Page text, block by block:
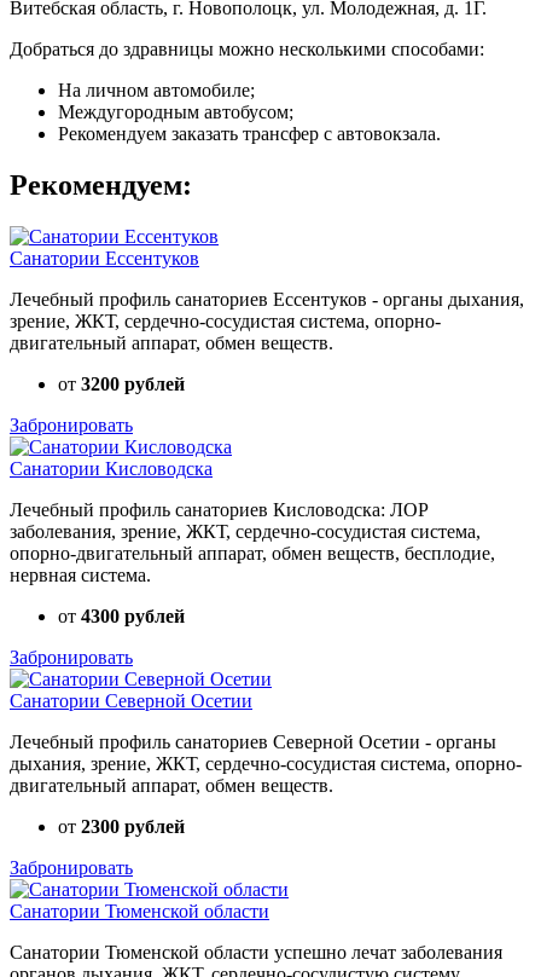
Витебская область, г. Новополоцк, ул. Молодежная, д. 1Г.
Добраться до здравницы можно несколькими способами:
На личном автомобиле;
Междугородным автобусом;
Рекомендуем заказать трансфер с автовокзала.
Рекомендуем:
Санатории Ессентуков
Лечебный профиль санаториев Ессентуков - органы дыхания,
зрение, ЖКТ, сердечно-сосудистая система, опорно-
двигательный аппарат, обмен веществ.
от 3200 рублей
Забронировать
Санатории Кисловодска
Лечебный профиль санаториев Кисловодска: ЛОР
заболевания, зрение, ЖКТ, сердечно-сосудистая система,
опорно-двигательный аппарат, обмен веществ, бесплодие,
нервная система.
от 4300 рублей
Забронировать
Санатории Северной Осетии
Лечебный профиль санаториев Северной Осетии - органы
дыхания, зрение, ЖКТ, сердечно-сосудистая система, опорно-
двигательный аппарат, обмен веществ.
от 2300 рублей
Забронировать
Санатории Тюменской области
Санатории Тюменской области успешно лечат заболевания